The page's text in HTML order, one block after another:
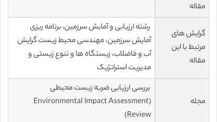
مقاله
گرایش های
مرتبط با این
مقاله
رشته ارزیابی و آمایش سرزمین، برنامه ریزی
آمایش سرزمین، مهندسی محیط زیست گرایش
آب و فاضلاب، زیستگاه ها و تنوع زیستی و
مدیریت استراتژیک
مجله
بررسی ارزیابی ضربه زیست محیطی
(Environmental Impact Assessment
Review)